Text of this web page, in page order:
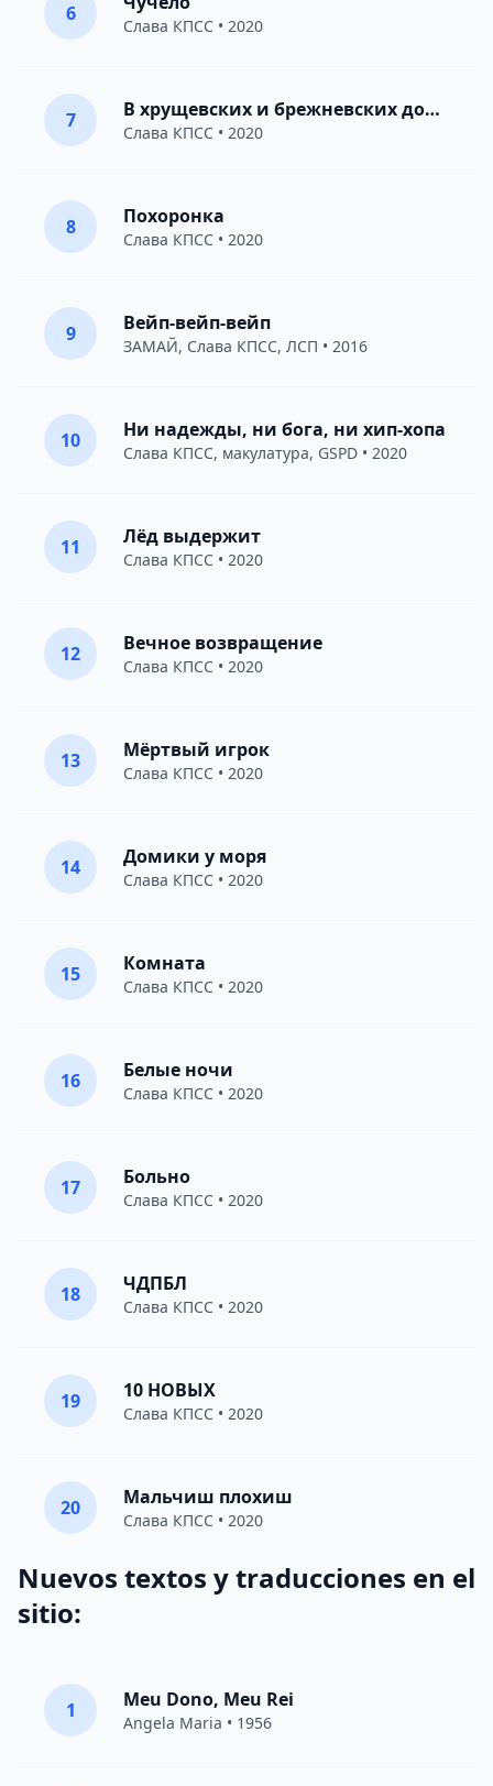
6
Слава КПСС • 2020
7 В хрущевских и брежневских домах
Слава КПСС • 2020
8 Похоронка
Слава КПСС • 2020
9 Вейп-вейп-вейп
ЗАМАЙ, Слава КПСС, ЛСП • 2016
10 Ни надежды, ни бога, ни хип-хопа
Слава КПСС, макулатура, GSPD • 2020
11 Лёд выдержит
Слава КПСС • 2020
12 Вечное возвращение
Слава КПСС • 2020
13 Мёртвый игрок
Слава КПСС • 2020
14 Домики у моря
Слава КПСС • 2020
15 Комната
Слава КПСС • 2020
16 Белые ночи
Слава КПСС • 2020
17 Больно
Слава КПСС • 2020
18 ЧДПБЛ
Слава КПСС • 2020
19 10 НОВЫХ
Слава КПСС • 2020
20 Мальчиш плохиш
Слава КПСС • 2020
Nuevos textos y traducciones en el
sitio:
1 Meu Dono, Meu Rei
Angela Maria • 1956